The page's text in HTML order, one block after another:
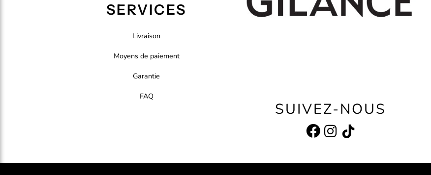
SERVICES
Livraison
Moyens de paiement
Garantie
FAQ
SUIVEZ-NOUS